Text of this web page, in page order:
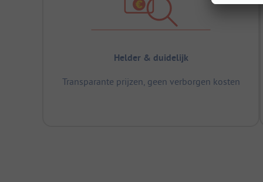
Helder & duidelijk
Transparante prijzen, geen verborgen kosten